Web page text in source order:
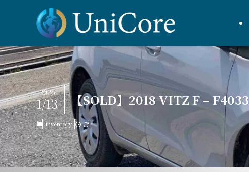
【SOLD】2018 VITZ F – F4033
2026
1/13
inventory